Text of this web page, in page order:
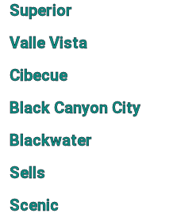
Superior
Valle Vista
Cibecue
Black Canyon City
Blackwater
Sells
Scenic